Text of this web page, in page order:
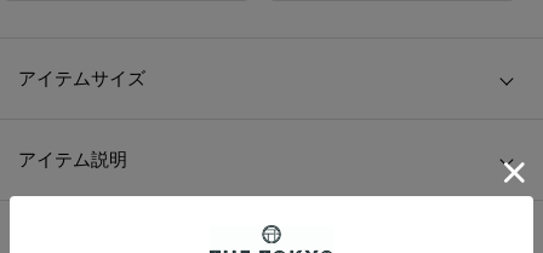
アイテムサイズ
アイテム説明
Tシャツ/カットソー(半袖)